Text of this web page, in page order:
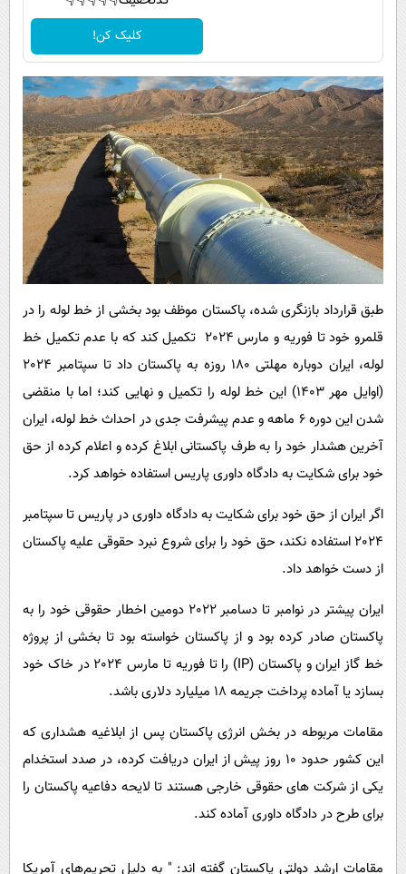
کلیک کن!
طبق قرارداد بازنگری شده، پاکستان موظف بود بخشی از خط لوله را در
قلمرو خود تا فوریه و مارس 2024 تکمیل کند که با عدم تکمیل خط
لوله، ایران دوباره مهلتی 180 روزه به پاکستان داد تا سپتامبر 2024
(اوایل مهر 1403) این خط لوله را تکمیل و نهایی کند؛ اما با منقضی
شدن این دوره 6 ماهه و عدم پیشرفت جدی در احداث خط لوله، ایران
آخرین هشدار خود را به طرف پاکستانی ابلاغ کرده و اعلام کرده از حق
خود برای شکایت به دادگاه داوری پاریس استفاده خواهد کرد.
اگر ایران از حق خود برای شکایت به دادگاه داوری در پاریس تا سپتامبر
2024 استفاده نکند، حق خود را برای شروع نبرد حقوقی علیه پاکستان
از دست خواهد داد.
ایران پیشتر در نوامبر تا دسامبر 2022 دومین اخطار حقوقی خود را به
پاکستان صادر کرده بود و از پاکستان خواسته بود تا بخشی از پروژه
خط گاز ایران و پاکستان (IP) را تا فوریه تا مارس 2024 در خاک خود
بسازد یا آماده پرداخت جریمه 18 میلیارد دلاری باشد.
مقامات مربوطه در بخش انرژی پاکستان پس از ابلاغیه هشداری که
این کشور حدود 10 روز پیش از ایران دریافت کرده، در صدد استخدام
یکی از شرکت های حقوقی خارجی هستند تا لایحه دفاعیه پاکستان را
برای طرح در دادگاه داوری آماده کند.
مقامات ارشد دولتی پاکستان گفته اند: " به دلیل تحریم‌های آمریکا